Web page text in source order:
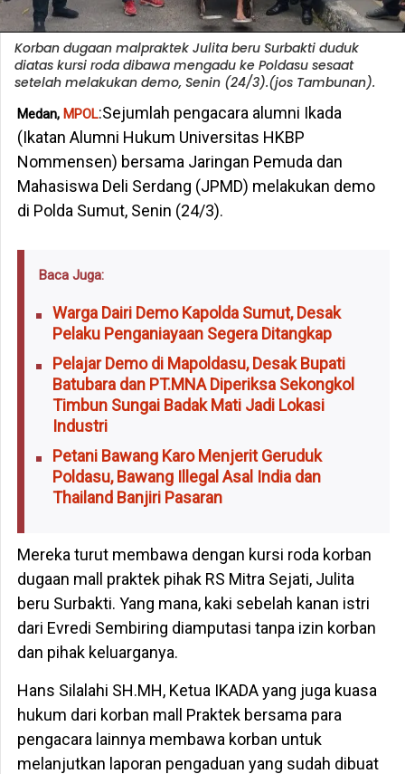
Korban dugaan malpraktek Julita beru Surbakti duduk
diatas kursi roda dibawa mengadu ke Poldasu sesaat
setelah melakukan demo, Senin (24/3).(jos Tambunan).
Medan, MPOL:Sejumlah pengacara alumni Ikada
(Ikatan Alumni Hukum Universitas HKBP
Nommensen) bersama Jaringan Pemuda dan
Mahasiswa Deli Serdang (JPMD) melakukan demo
di Polda Sumut, Senin (24/3).
Baca Juga:
Warga Dairi Demo Kapolda Sumut, Desak
Pelaku Penganiayaan Segera Ditangkap
Pelajar Demo di Mapoldasu, Desak Bupati
Batubara dan PT.MNA Diperiksa Sekongkol
Timbun Sungai Badak Mati Jadi Lokasi
Industri
Petani Bawang Karo Menjerit Geruduk
Poldasu, Bawang Illegal Asal India dan
Thailand Banjiri Pasaran
Mereka turut membawa dengan kursi roda korban
dugaan mall praktek pihak RS Mitra Sejati, Julita
beru Surbakti. Yang mana, kaki sebelah kanan istri
dari Evredi Sembiring diamputasi tanpa izin korban
dan pihak keluarganya.
Hans Silalahi SH.MH, Ketua IKADA yang juga kuasa
hukum dari korban mall Praktek bersama para
pengacara lainnya membawa korban untuk
melanjutkan laporan pengaduan yang sudah dibuat